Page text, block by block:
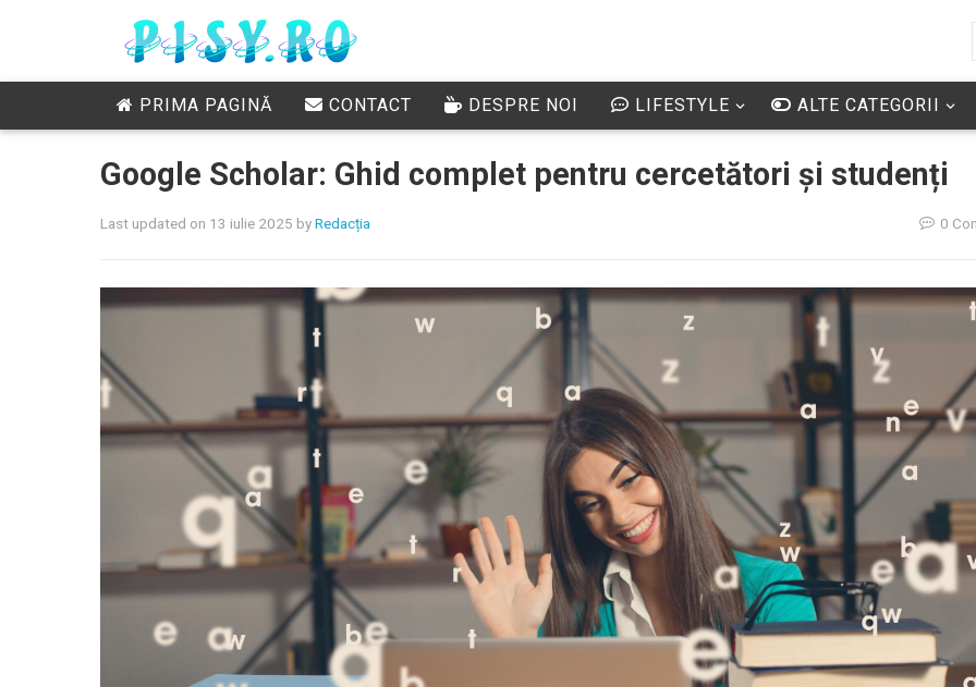
PRIMA PAGINĂ CONTACT DESPRE NOI LIFESTYLE ALTE CATEGORII
Google Scholar: Ghid complet pentru cercetători și studenți
Last updated on 13 iulie 2025 byRedacția 0